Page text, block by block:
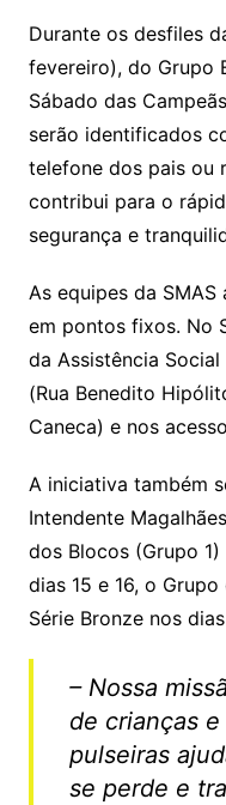
Durante os desfiles
fevereiro), do Grupo
Sábado das
serão identificados
telefone dos pais ou
contribui para o
segurança e
As equipes da
em pontos fixos. No
da Assistência
(Rua Benedito
Caneca) e nos
A iniciativa também
Intendente
dos Blocos (Grupo
dias 15 e 16, o
Série Bronze nos
– Nossa
de crianças
pulseiras
se perde e